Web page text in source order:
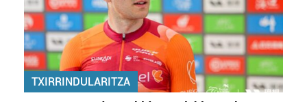
TXIRRINDULARITZA